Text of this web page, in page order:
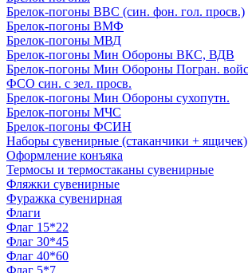
Брелок-погоны ВВС (син. фон. гол. просв.)
Брелок-погоны ВМФ
Брелок-погоны МВД
Брелок-погоны Мин Обороны ВКС, ВДВ
Брелок-погоны Мин Обороны Погран.
ФСО син. с зел. просв.
Брелок-погоны Мин Обороны сухопутн.
Брелок-погоны МЧС
Брелок-погоны ФСИН
Наборы сувенирные (стаканчики + ящичек)
Оформление конъяка
Термосы и термостаканы сувенирные
Фляжки сувенирные
Фуражка сувенирная
Флаги
Флаг 15*22
Флаг 30*45
Флаг 40*60
Флаг 5*7